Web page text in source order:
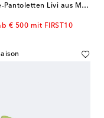
Wedge-Pantoletten Livi aus Metallic-Leder
price
€ 500 mit FIRST10